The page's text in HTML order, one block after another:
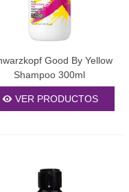
del cabello y el nivel de
mantenimiento general,
de tonos
según los
Siempre sigue las
prueba en una pequeña
Good By Yellow
Shampoo 300ml
VER PRODUCTOS